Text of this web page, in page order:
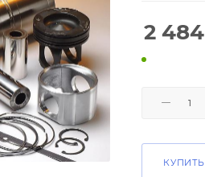
2 484